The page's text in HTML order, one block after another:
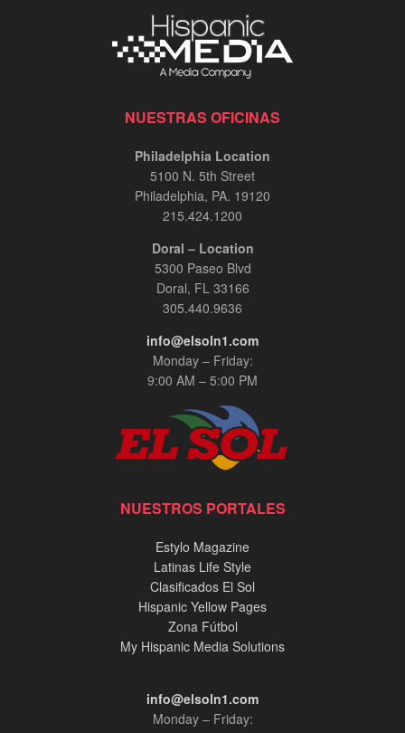
NUESTRAS OFICINAS
Philadelphia Location
5100 N. 5th Street
Philadelphia, PA. 19120
215.424.1200
Doral – Location
5300 Paseo Blvd
Doral, FL 33166
305.440.9636
info@elsoln1.com
Monday – Friday:
9:00 AM – 5:00 PM
NUESTROS PORTALES
Estylo Magazine
Latinas Life Style
Clasificados El Sol
Hispanic Yellow Pages
Zona Fútbol
My Hispanic Media Solutions
info@elsoln1.com
Monday – Friday: